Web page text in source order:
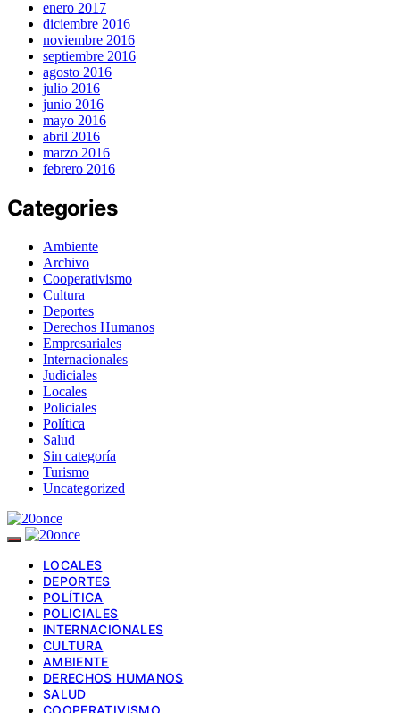
enero 2017
diciembre 2016
noviembre 2016
septiembre 2016
agosto 2016
julio 2016
junio 2016
mayo 2016
abril 2016
marzo 2016
febrero 2016
Categories
Ambiente
Archivo
Cooperativismo
Cultura
Deportes
Derechos Humanos
Empresariales
Internacionales
Judiciales
Locales
Policiales
Política
Salud
Sin categoría
Turismo
Uncategorized
LOCALES
DEPORTES
POLÍTICA
POLICIALES
INTERNACIONALES
CULTURA
AMBIENTE
DERECHOS HUMANOS
SALUD
COOPERATIVISMO